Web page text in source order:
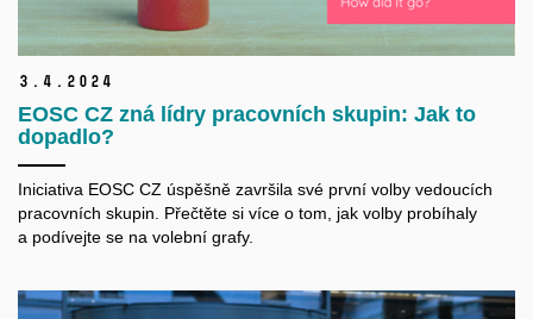
3. 4. 2024
EOSC CZ zná lídry pracovních skupin: Jak to
dopadlo?
Iniciativa EOSC CZ úspěšně završila své první volby vedoucích
pracovních skupin. Přečtěte si více o tom, jak volby probíhaly
a podívejte se na volební grafy.